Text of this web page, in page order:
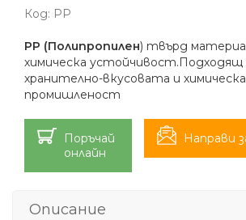
Код: PP
PP (Полипропилен) твърд
химическа устойчивост.Подходящ
хранително-вкусовата и
промишленост
Поръчай
онлайн
Направи
Описание